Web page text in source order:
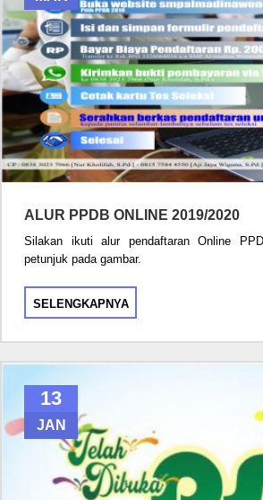
ALUR PPDB ONLINE 2019/2020
Silakan ikuti alur pendaftaran Online
petunjuk pada gambar.
SELENGKAPNYA
13
JAN